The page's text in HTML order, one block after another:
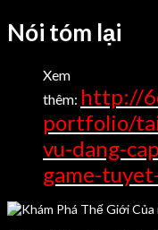
Nói tóm lại
Xem
thêm: http://
portfolio/
vu-dang-
game-